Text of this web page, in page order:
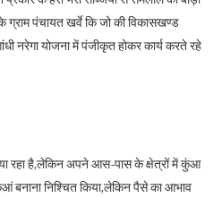
ग्राम पंचायत खर्वे कि जो की विकासखण्ड
नरेगा योजना में पंजीकृत होकर कार्य करते रहे
रहा है,लेकिन अपने आस-पास के क्षेत्रों में कुंआ
बनाना निश्चित किया,लेकिन पैसे का आभाव